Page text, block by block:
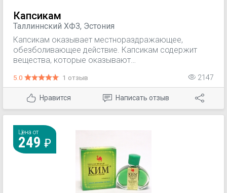
Капсикам
Таллиннский ХФЗ, Эстония
Капсикам оказывает местнораздражающее,
обезболивающее действие. Капсикам содержит
вещества, которые оказывают
нервные окончания, вследствие чего мазь проявляет
местнораздражающий и обезболивающий эффект.
5.0 1 отзыв 2147
Нравится Написать отзыв
Цена от
249